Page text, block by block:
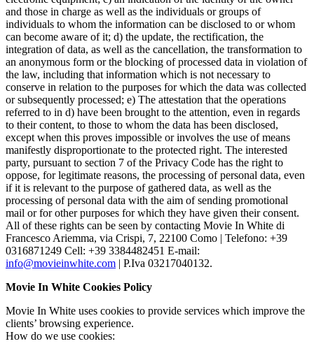
and those in charge as well as the individuals or groups of
individuals to whom the information can be disclosed to or whom
can become aware of it; d) the update, the rectification, the
integration of data, as well as the cancellation, the transformation to
an anonymous form or the blocking of processed data in violation of
the law, including that information which is not necessary to
conserve in relation to the purposes for which the data was collected
or subsequently processed; e) The attestation that the operations
referred to in d) have been brought to the attention, even in regards
to their content, to those to whom the data has been disclosed,
except when this proves impossible or involves the use of means
manifestly disproportionate to the protected right. The interested
party, pursuant to section 7 of the Privacy Code has the right to
oppose, for legitimate reasons, the processing of personal data, even
if it is relevant to the purpose of gathered data, as well as the
processing of personal data with the aim of sending promotional
mail or for other purposes for which they have given their consent.
All of these rights can be seen by contacting Movie In White di
Francesco Ariemma, via Crispi, 7, 22100 Como | Telefono: +39
0316871249 Cell: +39 3384482451 E-mail:
info@movieinwhite.com | P.Iva 03217040132.
Movie In White Cookies Policy
Movie In White uses cookies to provide services which improve the
clients’ browsing experience.
How do we use cookies: